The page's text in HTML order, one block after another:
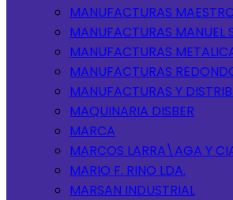
MANUFACTURAS
MANUFACTURAS MANUEL
MANUFACTURAS
MANUFACTURAS
MANUFACTURAS Y
MAQUINARIA DISBER
MARCA
MARCOS LARRA\AGA Y
MARIO F. RINO LDA.
MARSAN INDUSTRIAL